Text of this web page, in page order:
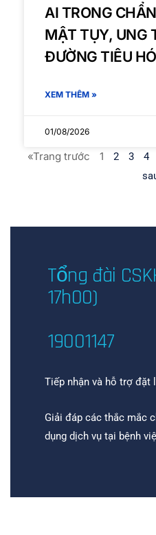
AI TRONG
MẬT TỤY, UNG
ĐƯỜNG TIÊU
XEM THÊM »
01/08/2026
«Trang trước 1 2 3 4
Tổng đài
17h00)
19001147
Tiếp nhận và hỗ trợ đặt
Giải đáp các thắc mắc
dụng dịch vụ tại bệnh